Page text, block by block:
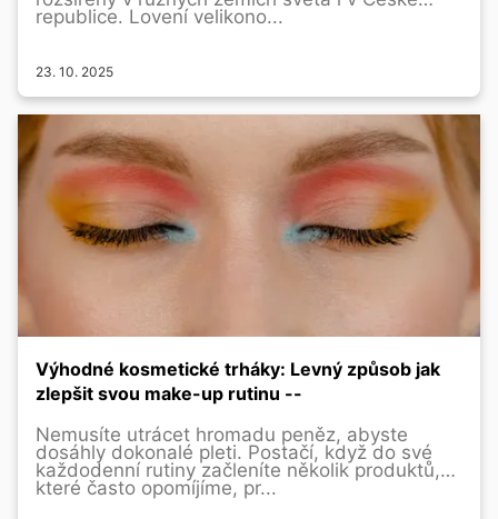
republice. Lovení velikono...
23. 10. 2025
Výhodné kosmetické trháky: Levný způsob jak
zlepšit svou make-up rutinu --
Nemusíte utrácet hromadu peněz, abyste
dosáhly dokonalé pleti. Postačí, když do své
každodenní rutiny začleníte několik produktů,
které často opomíjíme, pr...